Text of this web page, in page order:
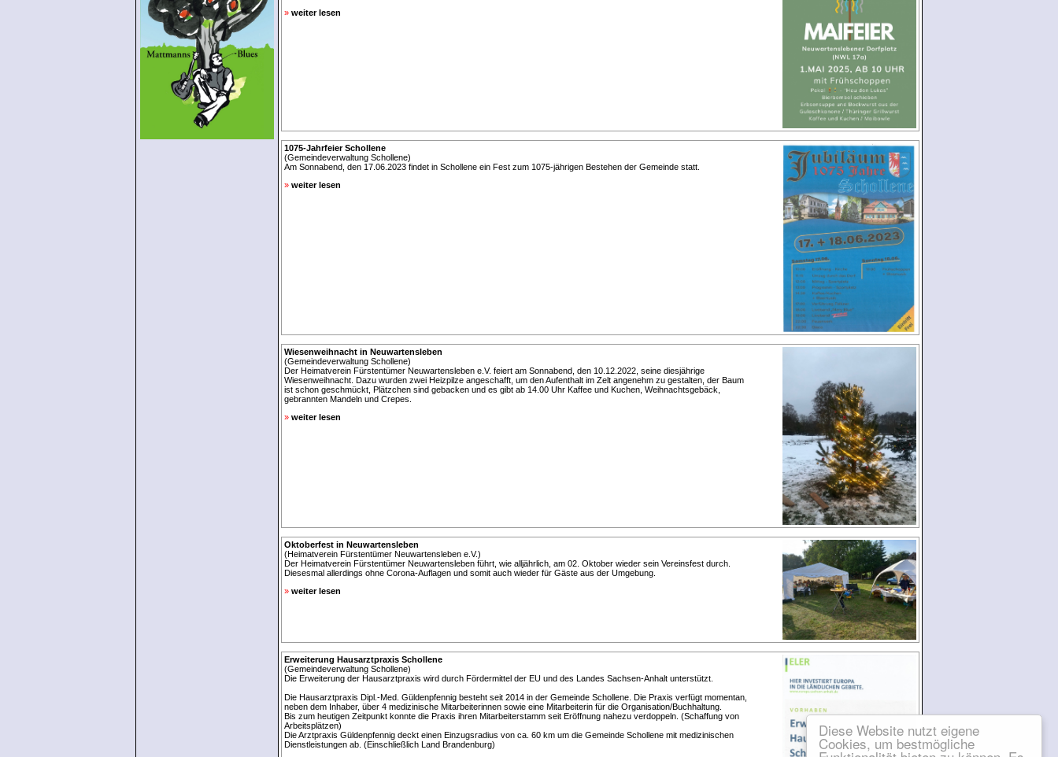
Diese Website nutzt eigene
Cookies, um bestmögliche
» weiter lesen
1075-Jahrfeier Schollene
(Gemeindeverwaltung Schollene)
Am Sonnabend, den 17.06.2023 findet in Schollene ein Fest zum 1075-jährigen Bestehen der Gemeinde statt.
» weiter lesen
Wiesenweihnacht in Neuwartensleben
(Gemeindeverwaltung Schollene)
Der Heimatverein Fürstentümer Neuwartensleben e.V. feiert am Sonnabend, den 10.12.2022, seine diesjährige
Wiesenweihnacht. Dazu wurden zwei Heizpilze angeschafft, um den Aufenthalt im Zelt angenehm zu gestalten, der Baum
ist schon geschmückt, Plätzchen sind gebacken und es gibt ab 14.00 Uhr Kaffee und Kuchen, Weihnachtsgebäck,
gebrannten Mandeln und Crepes.
» weiter lesen
Oktoberfest in Neuwartensleben
(Heimatverein Fürstentümer Neuwartensleben e.V.)
Der Heimatverein Fürstentümer Neuwartensleben führt, wie alljährlich, am 02. Oktober wieder sein Vereinsfest durch.
Diesesmal allerdings ohne Corona-Auflagen und somit auch wieder für Gäste aus der Umgebung.
» weiter lesen
Erweiterung Hausarztpraxis Schollene
(Gemeindeverwaltung Schollene)
Die Erweiterung der Hausarztpraxis wird durch Fördermittel der EU und des Landes Sachsen-Anhalt unterstützt.
Die Hausarztpraxis Dipl.-Med. Güldenpfennig besteht seit 2014 in der Gemeinde Schollene. Die Praxis verfügt momentan,
neben dem Inhaber, über 4 medizinische Mitarbeiterinnen sowie eine Mitarbeiterin für die Organisation/Buchhaltung.
Bis zum heutigen Zeitpunkt konnte die Praxis ihren Mitarbeiterstamm seit Eröffnung nahezu verdoppeln. (Schaffung von
Arbeitsplätzen)
Die Arztpraxis Güldenpfennig deckt einen Einzugsradius von ca. 60 km um die Gemeinde Schollene mit medizinischen
Dienstleistungen ab. (Einschließlich Land Brandenburg)